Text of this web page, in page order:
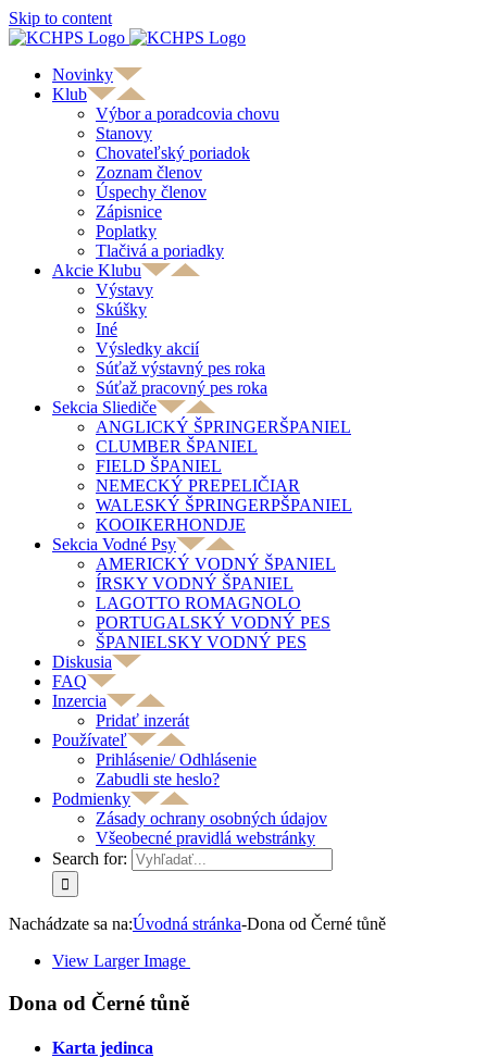
Skip to content
Novinky
Klub
Výbor a poradcovia chovu
Stanovy
Chovateľský poriadok
Zoznam členov
Úspechy členov
Zápisnice
Poplatky
Tlačivá a poriadky
Akcie Klubu
Výstavy
Skúšky
Iné
Výsledky akcií
Súťaž výstavný pes roka
Súťaž pracovný pes roka
Sekcia Sliediče
ANGLICKÝ ŠPRINGERŠPANIEL
CLUMBER ŠPANIEL
FIELD ŠPANIEL
NEMECKÝ PREPELIČIAR
WALESKÝ ŠPRINGERPŠPANIEL
KOOIKERHONDJE
Sekcia Vodné Psy
AMERICKÝ VODNÝ ŠPANIEL
ÍRSKY VODNÝ ŠPANIEL
LAGOTTO ROMAGNOLO
PORTUGALSKÝ VODNÝ PES
ŠPANIELSKY VODNÝ PES
Diskusia
FAQ
Inzercia
Pridať inzerát
Používateľ
Prihlásenie/ Odhlásenie
Zabudli ste heslo?
Podmienky
Zásady ochrany osobných údajov
Všeobecné pravidlá webstránky
Search for:
Nachádzate sa na:Úvodná stránka-Dona od Černé tůně
View Larger Image
Dona od Černé tůně
Karta jedinca